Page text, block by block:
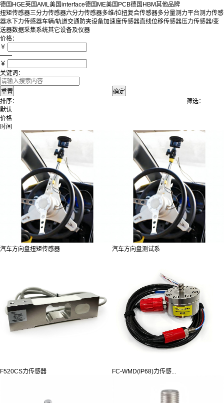
德国HGE英国AML美国interface德国ME美国PCB德国HBM其他品牌
扭矩传感器三分力传感器六分力传感器多维/拉扭复合传感器多分量测力平台测力传感
器水下力传感器车辆/轨道交通防夹设备加速度传感器直线位移传感器压力传感器/变
送器数据采集系统其它设备及仪器
价格：
￥
——
￥
关键词：
排序：
默认
价格
时间
筛选：
汽车方向盘扭矩传感器 汽车方向盘测试系
F520CS力传感器 FC-WMD(IP68)力传感...